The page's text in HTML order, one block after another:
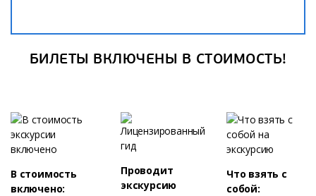
БИЛЕТЫ ВКЛЮЧЕНЫ В СТОИМОСТЬ!
В стоимость
включено:
Проводит
экскурсию
Что взять с
собой: